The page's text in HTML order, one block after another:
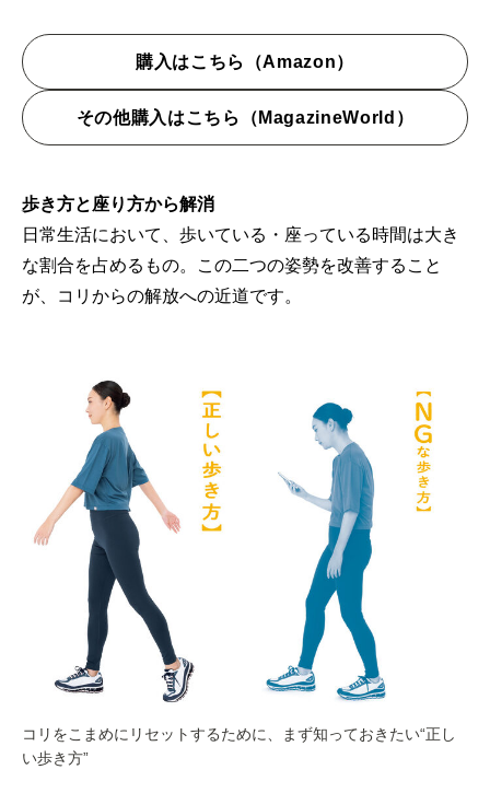
購入はこちら（Amazon）
その他購入はこちら（MagazineWorld）
歩き方と座り方から解消
日常生活において、歩いている・座っている時間は大き
な割合を占めるもの。この二つの姿勢を改善すること
が、コリからの解放への近道です。
コリをこまめにリセットするために、まず知っておきたい“正し
い歩き方”